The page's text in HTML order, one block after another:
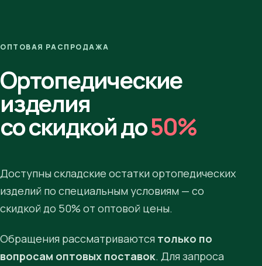
ОПТОВАЯ РАСПРОДАЖА
Ортопедические
изделия
со скидкой до50%
Доступны складские остатки ортопедических
изделий по специальным условиям — со
скидкой до 50% от оптовой цены.
Обращения рассматриваются только по
вопросам оптовых поставок. Для запроса